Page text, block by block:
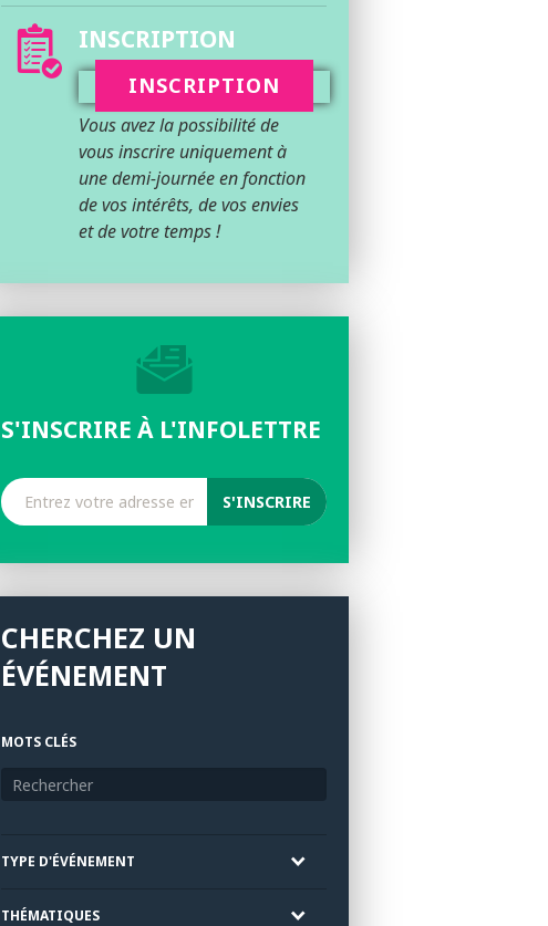
INSCRIPTION
INSCRIPTION
Vous avez la possibilité de
vous inscrire uniquement à
une demi-journée en fonction
de vos intérêts, de vos envies
et de votre temps !
S'INSCRIRE À L'INFOLETTRE
CHERCHEZ UN
ÉVÉNEMENT
MOTS CLÉS
TYPE D'ÉVÉNEMENT
THÉMATIQUES